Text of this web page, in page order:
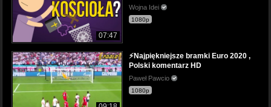
07:47
Wojna Idei
1080p
⚡Najpiękniejsze bramki Euro 2020 ,
Polski komentarz HD
Paweł Pawcio
1080p